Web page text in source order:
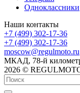
Одноклассники
Наши контакты
+7 (499) 302-17-36
+7 (499) 302-17-36
moscow@regulmoto.ru
МКАД, 78-й
2026 ©